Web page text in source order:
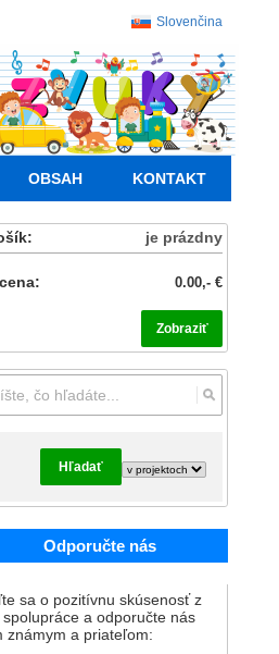
Slovenčina
OBSAH KONTAKT
je prázdny
cena: 0.00,- €
Zobraziť
Hľadať
Odporučte nás
sa o pozitívnu skúsenosť z
spolupráce a odporučte nás
známym a priateľom: